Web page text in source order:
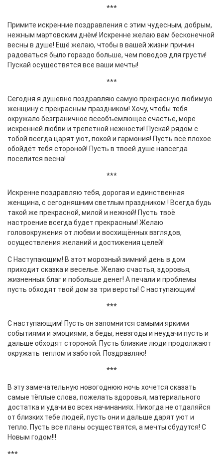
***
Примите искренние поздравления с этим чудесным, добрым,
нежным мартовским днём! Искренне желаю вам бесконечной
весны в душе! Ещё желаю, чтобы в вашей жизни причин
радоваться было гораздо больше, чем поводов для грусти!
Пускай осуществятся все ваши мечты!
***
Сегодня я душевно поздравляю самую прекрасную любимую
женщину с прекрасным праздником! Хочу, чтобы тебя
окружало безграничное всеобъемлющее счастье, море
искренней любви и трепетной нежности! Пускай рядом с
тобой всегда царят уют, покой и гармония! Пусть всё плохое
обойдёт тебя стороной! Пусть в твоей душе навсегда
поселится весна!
***
Искренне поздравляю тебя, дорогая и единственная
женщина, с сегодняшним светлым праздником ! Всегда будь
такой же прекрасной, милой и нежной! Пусть твоё
настроение всегда будет прекрасным! Желаю
головокружения от любви и восхищённых взглядов,
осуществления желаний и достижения целей!
С Наступающим! В этот морозный зимний день в дом
приходит сказка и веселье. Желаю счастья, здоровья,
жизненных благ и побольше денег! А печали и проблемы
пусть обходят твой дом за три версты! С наступающим!
***
С наступающим! Пусть он запомнится самыми яркими
событиями и эмоциями, а беды, невзгоды и неудачи пусть и
дальше обходят стороной. Пусть близкие люди продолжают
окружать теплом и заботой. Поздравляю!
***
В эту замечательную новогоднюю ночь хочется сказать
самые тёплые слова, пожелать здоровья, материального
достатка и удачи во всех начинаниях. Никогда не отдаляйся
от близких тебе людей, пусть они и дальше дарят уют и
тепло. Пусть все планы осуществятся, а мечты сбудутся! С
Новым годом!!!
***